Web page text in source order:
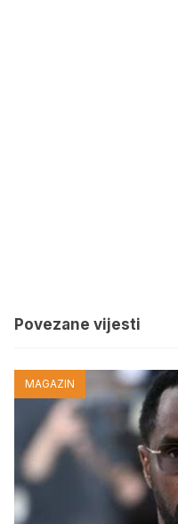
Povezane vijesti
MAGAZIN